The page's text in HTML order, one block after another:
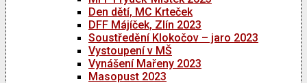
Den dětí, MC Krteček
DFF Májíček, Zlín 2023
Soustředění Klokočov – jaro 2023
Vystoupení v MŠ
Vynášení Mařeny 2023
Masopust 2023